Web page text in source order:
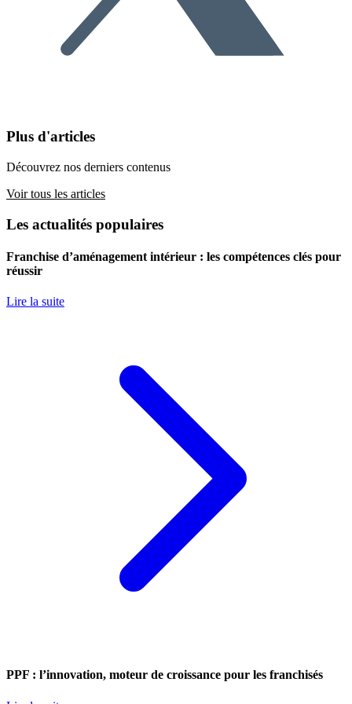
Plus d'articles
Découvrez nos derniers contenus
Voir tous les articles
Les actualités populaires
Franchise d’aménagement intérieur : les compétences clés pour
réussir
Lire la suite
PPF : l’innovation, moteur de croissance pour les franchisés